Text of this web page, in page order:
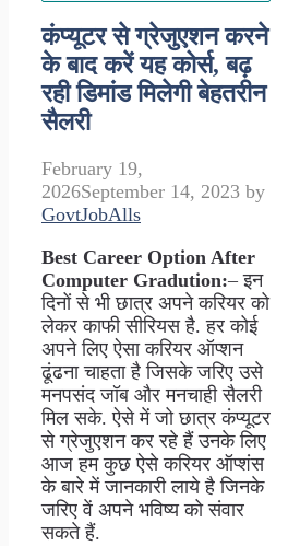
कंप्यूटर से ग्रेजुएशन करने
के बाद करें यह कोर्स, बढ़
रही डिमांड मिलेगी बेहतरीन
सैलरी
February 19,
2026September 14, 2023 by
GovtJobAlls
Best Career Option After
Computer Gradution:– इन
दिनों से भी छात्र अपने करियर को
लेकर काफी सीरियस है. हर कोई
अपने लिए ऐसा करियर ऑप्शन
ढूंढना चाहता है जिसके जरिए उसे
मनपसंद जॉब और मनचाही सैलरी
मिल सके. ऐसे में जो छात्र कंप्यूटर
से ग्रेजुएशन कर रहे हैं उनके लिए
आज हम कुछ ऐसे करियर ऑप्शंस
के बारे में जानकारी लाये है जिनके
जरिए वें अपने भविष्य को संवार
सकते हैं.